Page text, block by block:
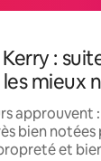
:
les mieux
approuvent
bien
et